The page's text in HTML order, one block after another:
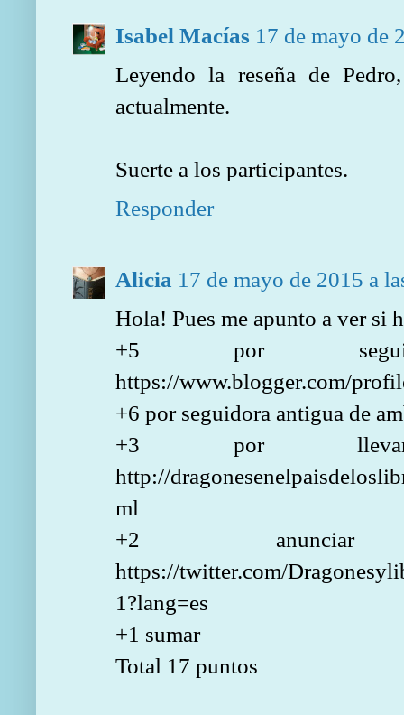
Isabel Macías 17 de mayo de
Leyendo la reseña de
actualmente.
Suerte a los participantes.
Responder
Alicia 17 de mayo de 2015 a
Hola! Pues me apunto a ver si
+5 por
https://www.blogger.com/
+6 por seguidora antigua de
+3 por
http://
ml
+2
https://twitter.com/
1?lang=es
+1 sumar
Total 17 puntos